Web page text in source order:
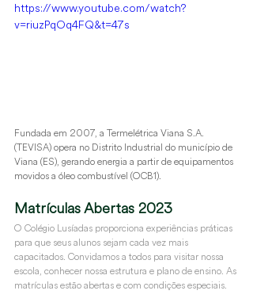
https://www.youtube.com/watch?
v=riuzPqOq4FQ&t=47s
Fundada em 2007, a Termelétrica Viana S.A.
(TEVISA) opera no Distrito Industrial do município de
Viana (ES), gerando energia a partir de equipamentos
movidos a óleo combustível (OCB1).
Matrículas Abertas 2023
O Colégio Lusíadas proporciona experiências práticas
para que seus alunos sejam cada vez mais
capacitados. Convidamos a todos para visitar nossa
escola, conhecer nossa estrutura e plano de ensino. As
matrículas estão abertas e com condições especiais.